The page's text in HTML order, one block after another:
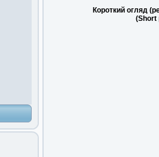
Короткий огляд
(Short